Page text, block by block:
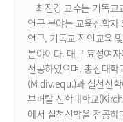
최진경 교수는 기독교
연구 분야는 교육신학
연구, 기독교 전인교육
분야이다. 대구 효성여
전공하였으며, 총신대
(M.div.equ.)과 실천신
부퍼탈 신학대학교
에서 실천신학을 전공